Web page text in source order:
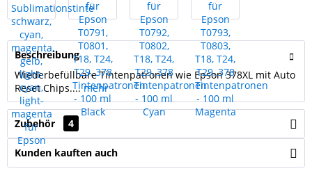
Beschreibung
Wiederbefüllbare Tintenpatronen wie Epson 378XL mit Auto
Reset Chips....mehr
Zubehör 4
Kunden kauften auch